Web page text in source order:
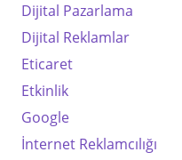
Dijital Pazarlama
Dijital Reklamlar
Eticaret
Etkinlik
Google
İnternet Reklamcılığı